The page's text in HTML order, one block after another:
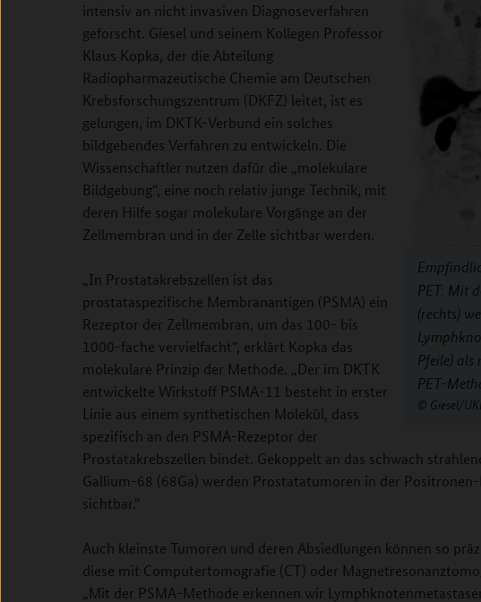
PET: Mit
(rechts)
Pfeile)
PET-
Giesel/
intensiv an nicht invasiven Diagnoseverfahren
geforscht. Giesel und seinem Kollegen Professor
Klaus Kopka, der die Abteilung
Radiopharmazeutische Chemie am Deutschen
Krebsforschungszentrum (DKFZ) leitet, ist es
gelungen, im DKTK-Verbund ein solches
bildgebendes Verfahren zu entwickeln. Die
Wissenschaftler nutzen dafür die „molekulare
Bildgebung“, eine noch relativ junge Technik, mit
deren Hilfe sogar molekulare Vorgänge an der
Zellmembran und in der Zelle sichtbar werden.
„In Prostatakrebszellen ist das
prostataspezifische Membranantigen (PSMA) ein
Rezeptor der Zellmembran, um das 100- bis
1000-fache vervielfacht“, erklärt Kopka das
molekulare Prinzip der Methode. „Der im DKTK
entwickelte Wirkstoff PSMA-11 besteht in erster
Linie aus einem synthetischen Molekül, dass
spezifisch an den PSMA-Rezeptor der
Prostatakrebszellen bindet. Gekoppelt an das schwach
Gallium-68 (68Ga) werden Prostatatumoren in der
sichtbar.“
Auch kleinste Tumoren und deren Absiedlungen können so
diese mit Computertomografie (CT) oder
„Mit der PSMA-Methode erkennen wir